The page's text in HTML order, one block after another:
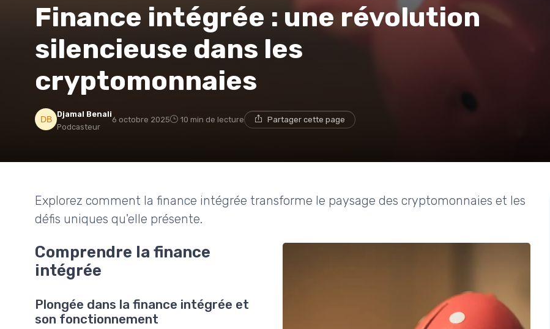
Finance intégrée : une révolution
silencieuse dans les
cryptomonnaies
Djamal Benali
Podcasteur
6 octobre 2025 10 min de lecture Partager cette page
Explorez comment la finance intégrée transforme le paysage des cryptomonnaies et les
défis uniques qu'elle présente.
Comprendre la finance
intégrée
Plongée dans la finance intégrée et
son fonctionnement